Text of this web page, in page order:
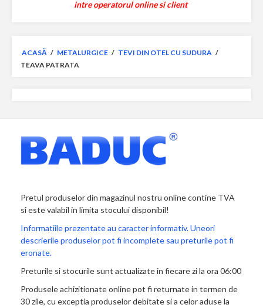
intre operatorul online si client
ACASĂ / METALURGICE / TEVI DIN OTEL CU SUDURA /
TEAVA PATRATA
Pretul produselor din magazinul nostru online contine TVA
si este valabil in limita stocului disponibil!
Informatiile prezentate au caracter informativ. Uneori
descrierile produselor pot fi incomplete sau preturile pot fi
eronate.
Preturile si stocurile sunt actualizate in fiecare zi la ora 06:00
Produsele achizitionate online pot fi returnate in termen de
30 zile, cu exceptia produselor debitate si a celor aduse la